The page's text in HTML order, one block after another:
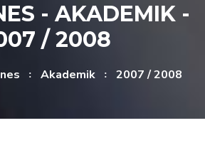
- AKADEMIK -
/ 2008
Akademik 2007 / 2008